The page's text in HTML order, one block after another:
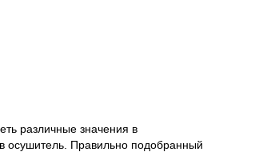
различные значения в
осушитель. Правильно подобранный